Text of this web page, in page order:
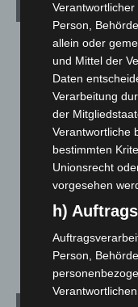
Kategorien
Blaulicht
Corona-News
Hannover und
Langenhagen und
Leserbriefe
Menschen
Über uns
Veranstaltungen
Person,
allein oder
und Mittel der
Daten
Verarbeitung
der
Verantwortliche
bestimmten
Unionsrecht
vorgesehen
h)
Person,